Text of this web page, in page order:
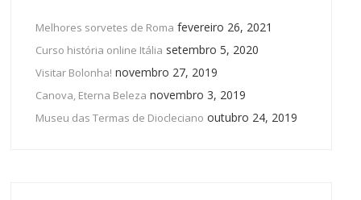
Melhores sorvetes de Roma fevereiro 26, 2021
Curso história online Itália setembro 5, 2020
Visitar Bolonha! novembro 27, 2019
Canova, Eterna Beleza novembro 3, 2019
Museu das Termas de Diocleciano outubro 24, 2019